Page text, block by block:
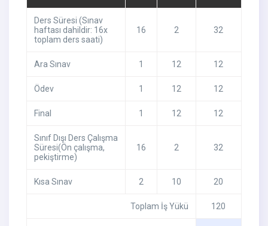
Ders Süresi (Sınav
haftası dahildir: 16x
toplam ders saati)
16 2 32
Ara Sınav 1 12 12
Ödev 1 12 12
Final 1 12 12
Sınıf Dışı Ders Çalışma
Süresi(Ön çalışma,
pekiştirme)
16 2 32
Kısa Sınav 2 10 20
Toplam İş Yükü 120